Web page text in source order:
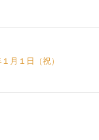
月１日（祝）